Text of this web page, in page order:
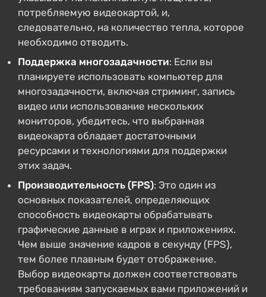
потребляемую видеокартой, и,
следовательно, на количество тепла, которое
необходимо отводить.
Поддержка многозадачности: Если вы
планируете использовать компьютер для
многозадачности, включая стриминг, запись
видео или использование нескольких
мониторов, убедитесь, что выбранная
видеокарта обладает достаточными
ресурсами и технологиями для поддержки
этих задач.
Производительность (FPS): Это один из
основных показателей, определяющих
способность видеокарты обрабатывать
графические данные в играх и приложениях.
Чем выше значение кадров в секунду (FPS),
тем более плавным будет отображение.
Выбор видеокарты должен соответствовать
требованиям запускаемых вами приложений и